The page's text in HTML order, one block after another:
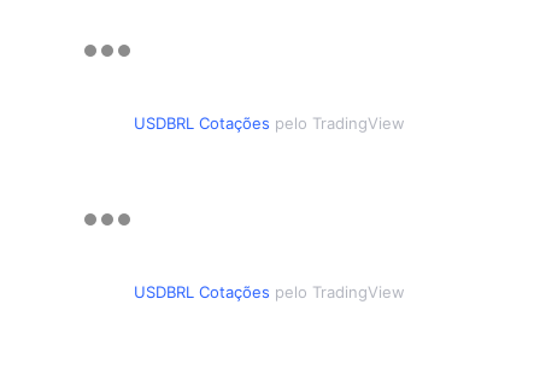
USDBRL Cotações pelo TradingView
USDBRL Cotações pelo TradingView